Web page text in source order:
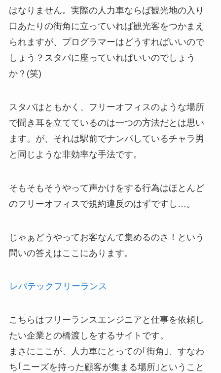
はなりません。実際の人力車ならば観光地の入り
口あたりの街角に立っていれば観光客をつかまえ
られますが、プログラマーはどうすればいいので
しょう？スタバに座っていればいいのでしょう
か？(笑)
スタバはともかく、フリーオフィスのような場所
で聞き耳を立てているのは一つの方法だとは思い
ます。が、それは駅前でナンパしているチャラ男
と同じような非効率な手法です。
そもそもそうやって声かけをする行為はほとんど
のフリーオフィスで規約違反のはずですし…。
じゃぁどうやってお客なんて集めるのさ！という
問いの答えはここにあります。
レバテックフリーランス
こちらはフリーランスエンジニアと仕事を依頼し
たい企業との橋渡しをするサイトです。
まさにここが、人力車にとっての｢街角｣、すなわ
ち｢ニーズを持った顧客が集まる場所｣ということ